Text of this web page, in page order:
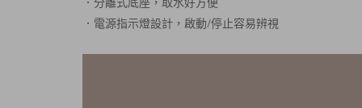
．電源指示燈設計，啟動/停止容易辨視